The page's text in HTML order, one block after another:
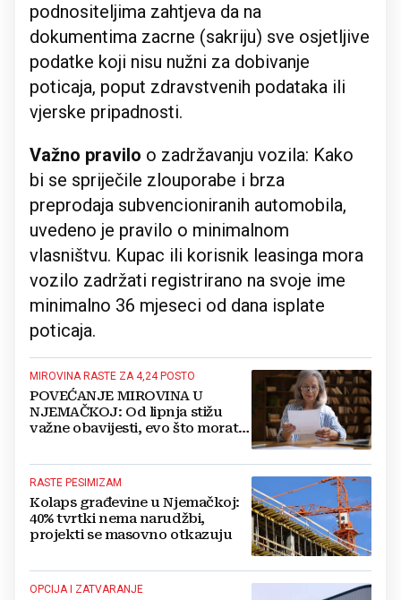
podnositeljima zahtjeva da na
dokumentima zacrne (sakriju) sve osjetljive
podatke koji nisu nužni za dobivanje
poticaja, poput zdravstvenih podataka ili
vjerske pripadnosti.
Važno pravilo o zadržavanju vozila: Kako
bi se spriječile zlouporabe i brza
preprodaja subvencioniranih automobila,
uvedeno je pravilo o minimalnom
vlasništvu. Kupac ili korisnik leasinga mora
vozilo zadržati registrirano na svoje ime
minimalno 36 mjeseci od dana isplate
poticaja.
MIROVINA RASTE ZA 4,24 POSTO
POVEĆANJE MIROVINA U
NJEMAČKOJ: Od lipnja stižu
važne obavijesti, evo što morate
RASTE PESIMIZAM
Kolaps građevine u Njemačkoj:
40% tvrtki nema narudžbi,
projekti se masovno otkazuju
OPCIJA I ZATVARANJE